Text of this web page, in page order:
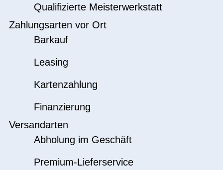
Qualifizierte Meisterwerkstatt
Zahlungsarten vor Ort
Barkauf
Leasing
Kartenzahlung
Finanzierung
Versandarten
Abholung im Geschäft
Premium-Lieferservice